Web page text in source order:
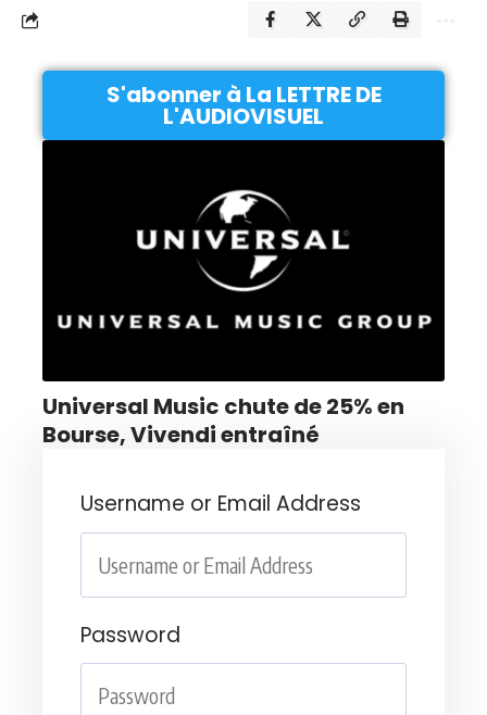
S'abonner à La LETTRE DE
L'AUDIOVISUEL
Universal Music chute de 25% en
Bourse, Vivendi entraîné
Username or Email Address
Password